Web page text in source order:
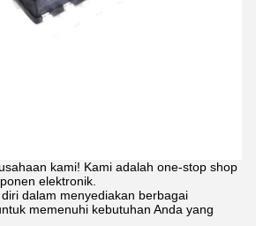
kami! Kami adalah one-stop shop
elektronik.
dalam menyediakan berbagai
memenuhi kebutuhan Anda yang